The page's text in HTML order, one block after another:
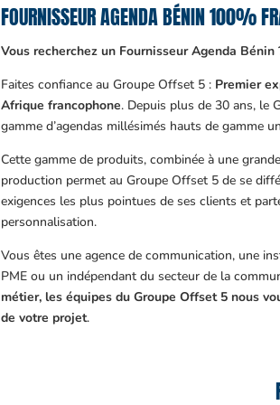
FOURNISSEUR AGENDA BÉNIN 100%
Vous recherchez un Fournisseur Agenda Bénin
Faites confiance au Groupe Offset 5 : Premier
Afrique francophone. Depuis plus de 30 ans, le
gamme d’agendas millésimés hauts de gamme
Cette gamme de produits, combinée à une
production permet au Groupe Offset 5 de se
exigences les plus pointues de ses clients et
personnalisation.
Vous êtes une agence de communication, une
PME ou un indépendant du secteur de la
métier, les équipes du Groupe Offset 5 nous
de votre projet.